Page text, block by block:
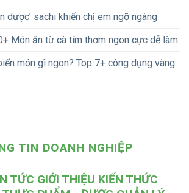
dược’ sachi khiến chị em ngỡ ngàng
Món ăn từ cà tím thơm ngon cực dễ làm
món gì ngon? Top 7+ công dụng vàng
TIN DOANH NGHIỆP
TỨC GIỚI THIỆU KIẾN THỨC